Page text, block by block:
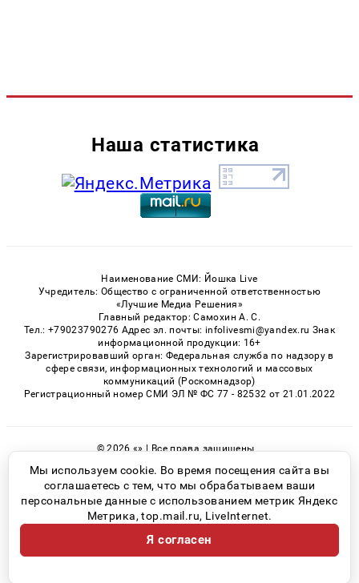
Наша статистика
Наименование СМИ: Йошка Live
Учредитель: Общество с ограниченной ответственностью
«Лучшие Медиа Решения»
Главный редактор: Самохин А. С.
Тел.: +79023790276 Адрес эл. почты: infolivesmi@yandex.ru Знак
информационной продукции: 16+
Зарегистрировавший орган: Федеральная служба по надзору в
сфере связи, информационных технологий и массовых
коммуникаций (Роскомнадзор)
Регистрационный номер СМИ ЭЛ № ФС 77 - 82532 от 21.01.2022
© 2026 «» | Все права защищены
Возрастная категория сайта 16+
Политика конфиденциальности
Мы используем cookie. Во время посещения сайта вы
соглашаетесь с тем, что мы обрабатываем ваши
персональные данные с использованием метрик Яндекс
Метрика, top.mail.ru, LiveInternet.
Я согласен